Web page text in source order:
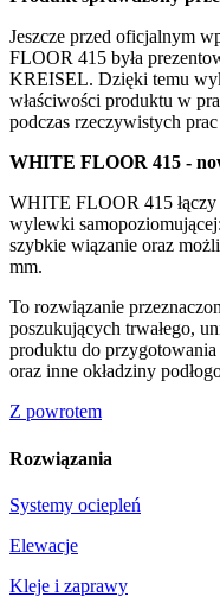
Jeszcze przed oficjalnym
FLOOR 415 była
KREISEL. Dzięki temu
właściwości produktu w
podczas rzeczywistych
WHITE FLOOR 415 -
WHITE FLOOR 415 łączy
wylewki
szybkie wiązanie oraz
mm.
To rozwiązanie
poszukujących trwałego,
produktu do przygotowania
oraz inne okładziny
Z powrotem
Rozwiązania
Systemy ociepleń
Elewacje
Kleje i zaprawy